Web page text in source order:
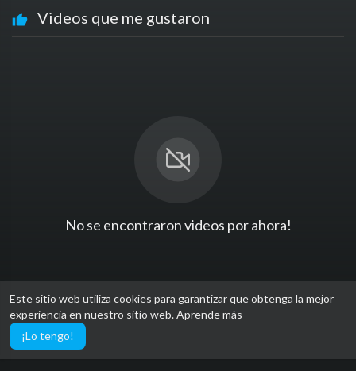
Este sitio web utiliza cookies para garantizar que obtenga la mejor
experiencia en nuestro sitio web.Aprende más
¡Lo tengo!
Videos que me gustaron
No se encontraron videos por ahora!